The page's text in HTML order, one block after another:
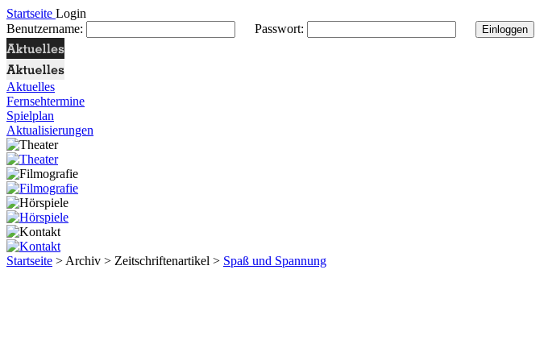
Startseite Login
Benutzername:
Passwort:
Aktuelles
Fernsehtermine
Spielplan
Aktualisierungen
Startseite > Archiv > Zeitschriftenartikel > Spaß und Spannung